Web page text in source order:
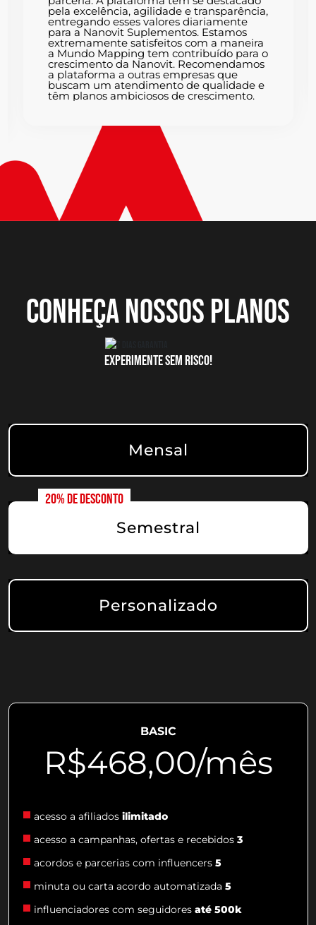
pela excelência, agilidade e transparência,
entregando esses valores diariamente
para a Nanovit Suplementos. Estamos
extremamente satisfeitos com a maneira
a Mundo Mapping tem contribuído para o
crescimento da Nanovit. Recomendamos
a plataforma a outras empresas que
buscam um atendimento de qualidade e
têm planos ambiciosos de crescimento.
CONHEÇA NOSSOS PLANOS
EXPERIMENTE SEM RISCO!
Mensal
Semestral
Personalizado
BASIC
R$468,00/mês
acesso a afiliados ilimitado
acesso a campanhas, ofertas e recebidos 3
acordos e parcerias com influencers 5
minuta ou carta acordo automatizada 5
influenciadores com seguidores até 500k